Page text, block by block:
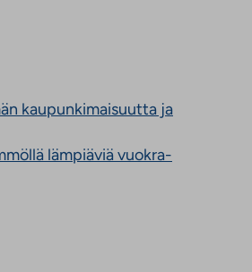
kaupunkimaisuutta ja
lämpiäviä vuokra-